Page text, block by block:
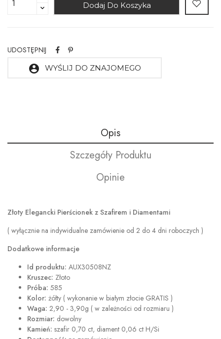
Dodaj Do Koszyka
UDOSTĘPNIJ
account_circle WYŚLIJ DO ZNAJOMEGO
Opis
Szczegóły Produktu
Opinie
Złoty Elegancki Pierścionek z Szafirem i Diamentami
( wyłącznie na indywidualne zamówienie od 2 do 4 dni roboczych )
Dodatkowe informacje
Id produktu: AUX30508NZ
Kruszec: Złoto
Próba: 585
Kolor: żółty ( wykonanie w białym złocie GRATIS )
Waga: 2,90 - 3,90g ( w zależności od rozmiaru )
Rozmiar: dowolny
Kamień: szafir 0,70 ct, diament 0,06 ct H/Si